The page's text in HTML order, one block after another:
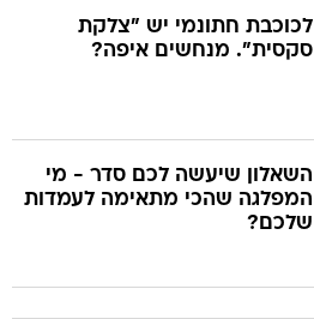
לכוכבת חתונמי יש "צלקת
סקסית". מנחשים איפה?
השאלון שיעשה לכם סדר - מי
המפלגה שהכי מתאימה לעמדות
שלכם?